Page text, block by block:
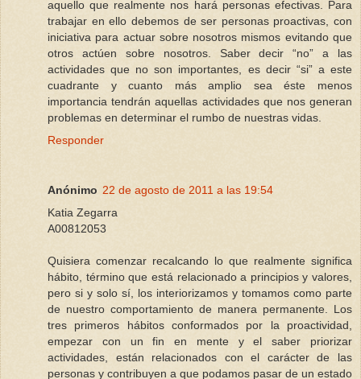
aquello que realmente nos hará personas efectivas. Para
trabajar en ello debemos de ser personas proactivas, con
iniciativa para actuar sobre nosotros mismos evitando que
otros actúen sobre nosotros. Saber decir “no” a las
actividades que no son importantes, es decir “si” a este
cuadrante y cuanto más amplio sea éste menos
importancia tendrán aquellas actividades que nos generan
problemas en determinar el rumbo de nuestras vidas.
Responder
Anónimo 22 de agosto de 2011 a las 19:54
Katia Zegarra
A00812053
Quisiera comenzar recalcando lo que realmente significa
hábito, término que está relacionado a principios y valores,
pero si y solo sí, los interiorizamos y tomamos como parte
de nuestro comportamiento de manera permanente. Los
tres primeros hábitos conformados por la proactividad,
empezar con un fin en mente y el saber priorizar
actividades, están relacionados con el carácter de las
personas y contribuyen a que podamos pasar de un estado